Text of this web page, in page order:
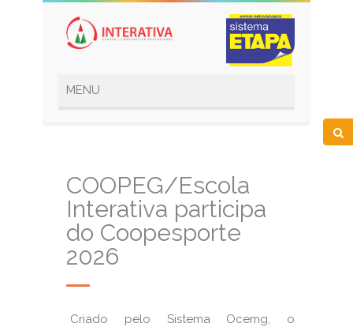
COOPEG/Escola
Interativa participa
do Coopesporte
2026
Criado pelo Sistema Ocemg, o